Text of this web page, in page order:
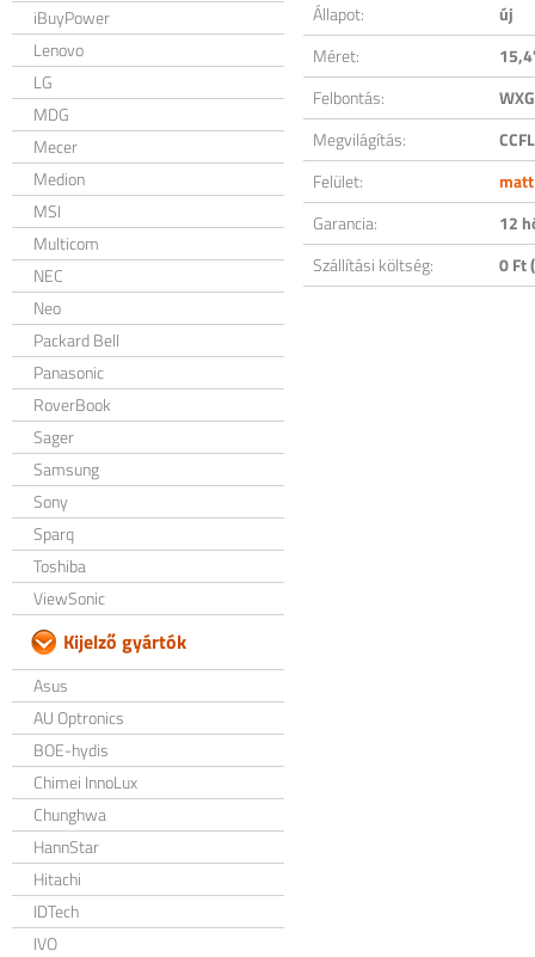
iBuyPower
Lenovo
LG
MDG
Mecer
Medion
MSI
Multicom
NEC
Neo
Packard Bell
Panasonic
RoverBook
Sager
Samsung
Sony
Sparq
Toshiba
ViewSonic
Kijelző gyártók
Asus
AU Optronics
BOE-hydis
Chimei InnoLux
Chunghwa
HannStar
Hitachi
IDTech
IVO
Állapot:
új
Méret:
Felbontás:
Megvilágítás:
CCFL
Felület:
matt
Garancia:
12
Szállítási költség:
0 Ft